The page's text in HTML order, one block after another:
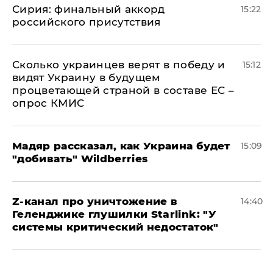
​Сирия: финальный аккорд
российского присутствия
15:22
Сколько украинцев верят в победу и
видят Украину в будущем
процветающей страной в составе ЕС –
опрос КМИС
15:12
Мадяр рассказал, как Украина будет
"добивать" Wildberries
15:09
Z-канал про уничтожение в
Геленджике глушилки Starlink: "У
системы критический недостаток"
14:40